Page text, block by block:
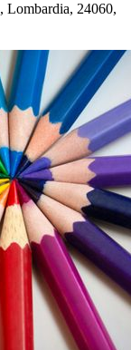
Lombardia, 24060,